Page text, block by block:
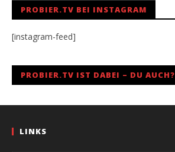
PROBIER.TV BEI INSTAGRAM
[instagram-feed]
PROBIER.TV IST DABEI – DU AUCH?
LINKS